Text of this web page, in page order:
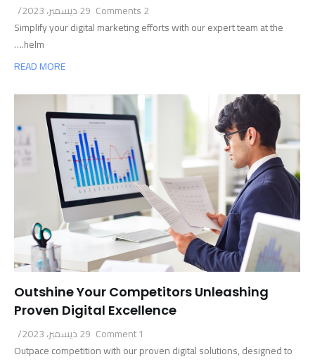
29 ديسمبر، 2023 /
Simplify your digital marketing efforts with our expert team at the
helm.…
READ MORE
Outshine Your Competitors Unleashing
Proven Digital Excellence
29 ديسمبر، 2023 /
Outpace competition with our proven digital solutions, designed to